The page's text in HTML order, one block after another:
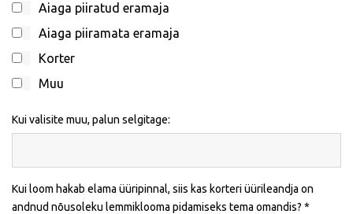
Aiaga piiratud eramaja
Aiaga piiramata eramaja
Korter
Muu
Kui valisite muu, palun selgitage:
Kui loom hakab elama üüripinnal, siis kas korteri üürileandja on
andnud nõusoleku lemmiklooma pidamiseks tema omandis?